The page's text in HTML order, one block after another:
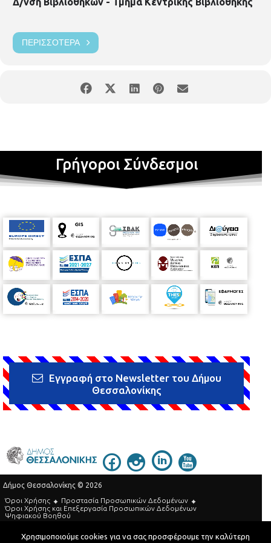
ΠΕΡΙΣΣΌΤΕΡΑ
Γρήγοροι Σύνδεσμοι
Εγγραφή στο Newsletter του Δήμου
Θεσσαλονίκης
Δήμος Θεσσαλονίκης © 2026
Όροι Χρήσης
Προστασία Προσωπικών Δεδομένων
Όροι Xρήσης και Eπεξεργασία Προσωπικών Δεδομένων
Ψηφιακού Βοηθού
Τηλεφωνικός Κατάλογος
Χρησιμοποιούμε cookies για να σας προσφέρουμε την καλύτερη